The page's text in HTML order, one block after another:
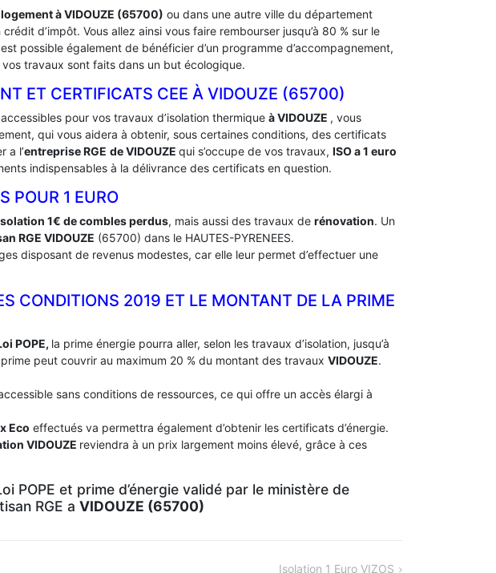
à VIDOUZE (65700) ou dans une autre ville du département
d’impôt. Vous allez ainsi vous faire rembourser jusqu’à 80 % sur le
possible également de bénéficier d’un programme d’accompagnement,
travaux sont faits dans un but écologique.
ET CERTIFICATS CEE À ‎VIDOUZE (65700)
pour vos travaux d’isolation thermique à VIDOUZE , vous
qui vous aidera à obtenir, sous certaines conditions, des certificats
a l’entreprise RGE de VIDOUZE qui s’occupe de vos travaux, ISO a 1 euro
indispensables à la délivrance des certificats en question.
POUR 1 EURO
1€ de combles perdus, mais aussi des travaux de rénovation. Un
RGE VIDOUZE (65700) dans le HAUTES-PYRENEES.
disposant de revenus modestes, car elle leur permet d’effectuer une
CONDITIONS 2019 ET LE MONTANT DE LA PRIME
POPE, la prime énergie pourra aller, selon les travaux d’isolation, jusqu’à
peut couvrir au maximum 20 % du montant des travaux VIDOUZE.
sans conditions de ressources, ce qui offre un accès élargi à
Eco effectués va permettra également d’obtenir les certificats d’énergie.
VIDOUZE reviendra à un prix largement moins élevé, grâce à ces
POPE et prime d’énergie validé par le ministère de
RGE a VIDOUZE (65700)
Isolation 1 Euro VIZOS